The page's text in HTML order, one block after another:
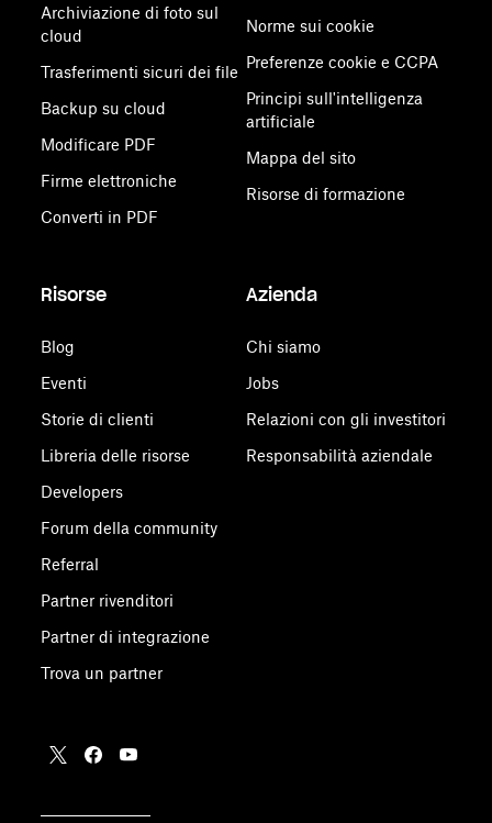
Archiviazione di foto sul
cloud
Trasferimenti sicuri dei file
Backup su cloud
Modificare PDF
Firme elettroniche
Converti in PDF
Norme sui cookie
Preferenze cookie e CCPA
Principi sull'intelligenza
artificiale
Mappa del sito
Risorse di formazione
Risorse
Blog
Eventi
Storie di clienti
Libreria delle risorse
Developers
Forum della community
Referral
Partner rivenditori
Partner di integrazione
Trova un partner
Azienda
Chi siamo
Jobs
Relazioni con gli investitori
Responsabilità aziendale